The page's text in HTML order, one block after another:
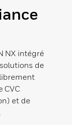
NX intégré
de
CVC
et de